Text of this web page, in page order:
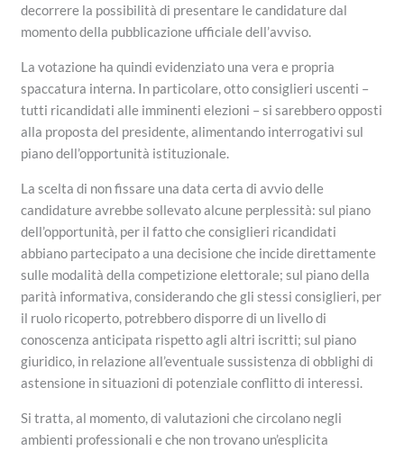
decorrere la possibilità di presentare le candidature dal
momento della pubblicazione ufficiale dell’avviso.
La votazione ha quindi evidenziato una vera e propria
spaccatura interna. In particolare, otto consiglieri uscenti –
tutti ricandidati alle imminenti elezioni – si sarebbero opposti
alla proposta del presidente, alimentando interrogativi sul
piano dell’opportunità istituzionale.
La scelta di non fissare una data certa di avvio delle
candidature avrebbe sollevato alcune perplessità: sul piano
dell’opportunità, per il fatto che consiglieri ricandidati
abbiano partecipato a una decisione che incide direttamente
sulle modalità della competizione elettorale; sul piano della
parità informativa, considerando che gli stessi consiglieri, per
il ruolo ricoperto, potrebbero disporre di un livello di
conoscenza anticipata rispetto agli altri iscritti; sul piano
giuridico, in relazione all’eventuale sussistenza di obblighi di
astensione in situazioni di potenziale conflitto di interessi.
Si tratta, al momento, di valutazioni che circolano negli
ambienti professionali e che non trovano un’esplicita